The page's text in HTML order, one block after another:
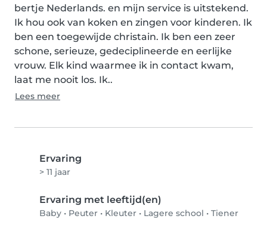
bertje Nederlands. en mijn service is uitstekend.
Ik hou ook van koken en zingen voor kinderen. Ik
ben een toegewijde christain. Ik ben een zeer
schone, serieuze, gedeciplineerde en eerlijke
vrouw. Elk kind waarmee ik in contact kwam,
laat me nooit los. Ik..
Lees meer
Ervaring
> 11 jaar
Ervaring met leeftijd(en)
Baby • Peuter • Kleuter • Lagere school • Tiener